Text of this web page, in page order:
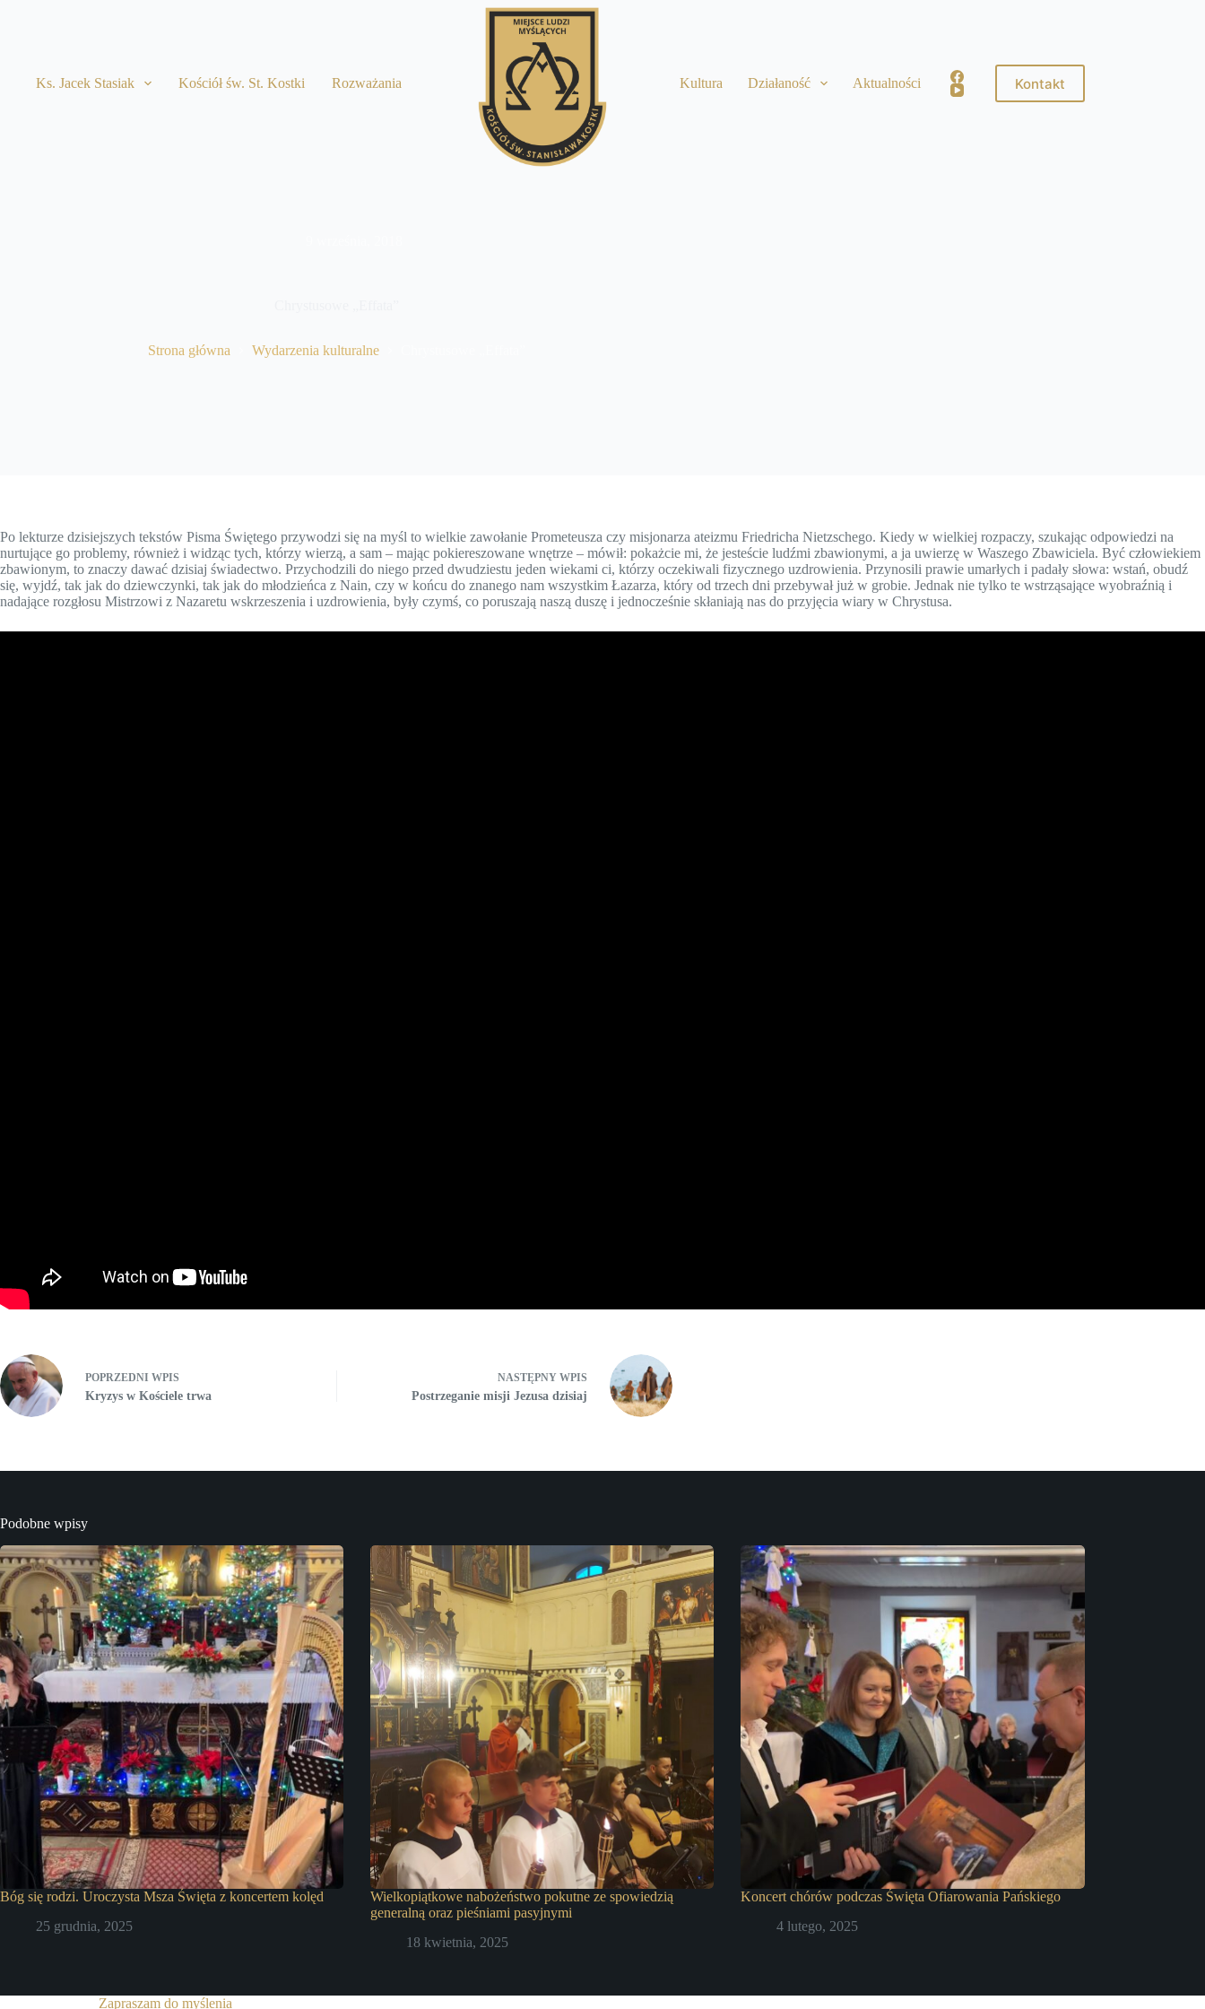
Ks. Jacek Stasiak Kościół św. St. Kostki Rozważania Kultura Działaność Aktualności Kontakt
Strona główna Wydarzenia kulturalne
Po lekturze dzisiejszych tekstów Pisma Świętego przywodzi się na myśl to wielkie zawołanie Prometeusza czy misjonarza ateizmu Friedricha Nietzschego. Kiedy w wielkiej rozpaczy, szukając odpowiedzi na
nurtujące go problemy, również i widząc tych, którzy wierzą, a sam – mając pokiereszowane wnętrze – mówił: pokażcie mi, że jesteście ludźmi zbawionymi, a ja uwierzę w Waszego Zbawiciela. Być człowiekiem
zbawionym, to znaczy dawać dzisiaj świadectwo. Przychodzili do niego przed dwudziestu jeden wiekami ci, którzy oczekiwali fizycznego uzdrowienia. Przynosili prawie umarłych i padały słowa: wstań, obudź
się, wyjdź, tak jak do dziewczynki, tak jak do młodzieńca z Nain, czy w końcu do znanego nam wszystkim Łazarza, który od trzech dni przebywał już w grobie. Jednak nie tylko te wstrząsające wyobraźnią i
nadające rozgłosu Mistrzowi z Nazaretu wskrzeszenia i uzdrowienia, były czymś, co poruszają naszą duszę i jednocześnie skłaniają nas do przyjęcia wiary w Chrystusa.
POPRZEDNI WPIS
Kryzys w Kościele trwa
NASTĘPNY WPIS
Postrzeganie misji Jezusa dzisiaj
Podobne wpisy
Bóg się rodzi. Uroczysta Msza Święta z koncertem kolęd
25 grudnia, 2025
Wielkopiątkowe nabożeństwo pokutne ze spowiedzią
generalną oraz pieśniami pasyjnymi
18 kwietnia, 2025
Koncert chórów podczas Święta Ofiarowania Pańskiego
4 lutego, 2025
Zapraszam do myślenia